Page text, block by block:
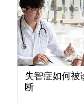
失智症如何被
断